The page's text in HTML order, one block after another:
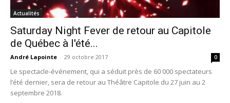
Actualités
Saturday Night Fever de retour au Capitole
de Québec à l'été...
André Lapointe - 29 octobre 2017 0
Le spectacle-événement, qui a séduit près de 60 000 spectateurs
l’été dernier, sera de retour au Théâtre Capitole du 27 juin au 2
septembre 2018.